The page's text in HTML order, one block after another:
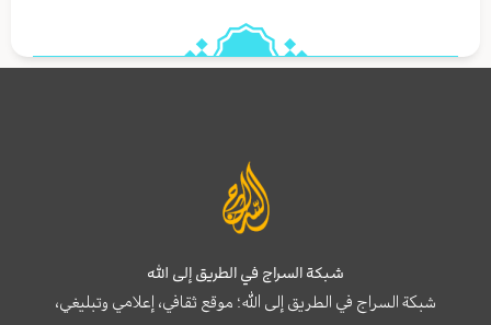
شبكة السراج في الطريق إلى الله
شبكة السراج في الطريق إلى الله؛ موقع ثقافي، إعلامي وتبليغي،